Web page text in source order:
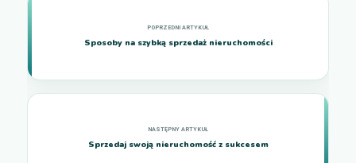
Sposoby na szybką sprzedaż nieruchomości
Sprzedaj swoją nieruchomość z sukcesem